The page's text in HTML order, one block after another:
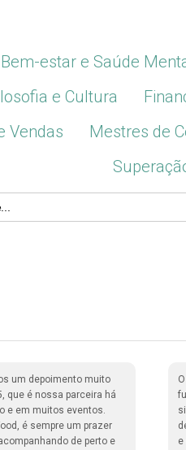
Bem-estar e Saúde
e Cultura
Vendas Mestres de
um depoimento muito
que é nossa parceira há
e em muitos eventos.
é sempre um prazer
de perto e
e